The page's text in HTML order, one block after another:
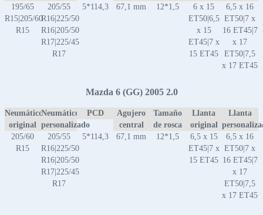
195/65
R15|205/60
R15
205/55
R16|225/50
R16|205/50
R17|225/45
R17
5*114,3 67,1 mm 12*1,5
6 x 15
ET50|6,5
x 15
ET45|7 x
15 ET45
6,5 x 16
ET50|7 x
16 ET45|7
x 17
ET50|7,5
x 17 ET45
Mazda 6 (GG) 2005 2.0
Neumático
original
Neumático
personalizado
PCD
Agujero
central
Tamaño
de rosca
Llanta
original
Llanta
205/60
R15
205/55
R16|225/50
R16|205/50
R17|225/45
R17
5*114,3 67,1 mm 12*1,5
6,5 x 15
ET45|7 x
15 ET45
6,5 x 16
ET50|7 x
16 ET45|7
x 17
ET50|7,5
x 17 ET45